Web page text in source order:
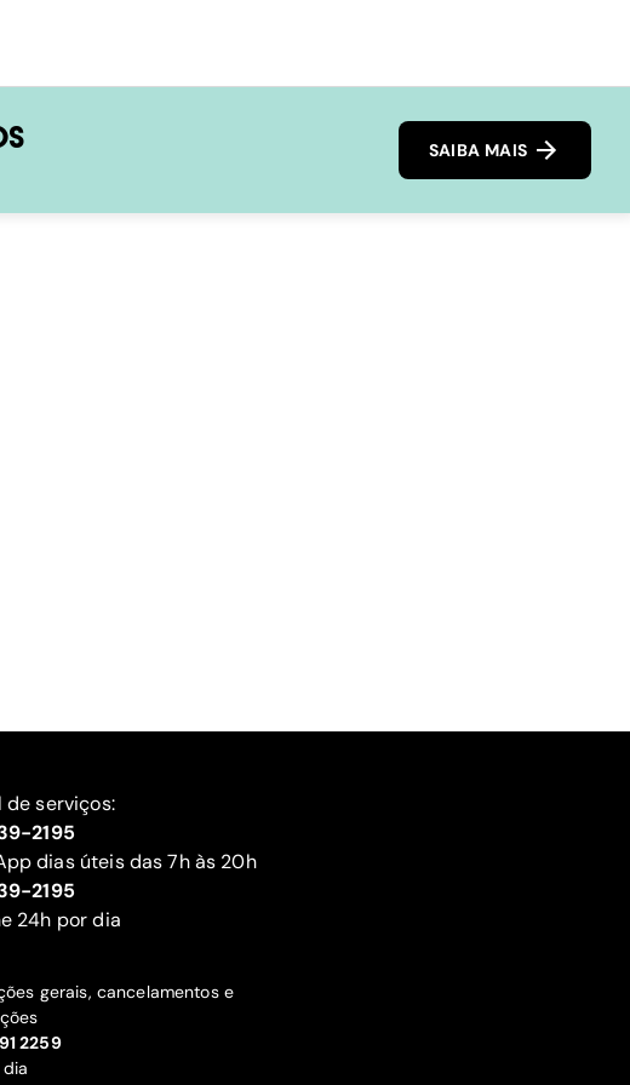
SAIBA MAIS
de serviços:
2195
dias úteis das 7h às 20h
2195
24h por dia
gerais, cancelamentos e
2259